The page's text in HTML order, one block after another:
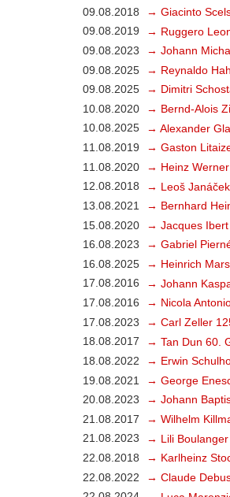
09.08.2018
→ Giacinto
09.08.2019
→ Ruggero
09.08.2023
→ Johann
09.08.2025
→ Reynaldo
09.08.2025
→ Dimitri
10.08.2020
→ Bernd-Alois
10.08.2025
→ Alexander
11.08.2019
→ Gaston
11.08.2020
→ Heinz
12.08.2018
→ Leoš
13.08.2021
→ Bernhard
15.08.2020
→ Jacques
16.08.2023
→ Gabriel
16.08.2025
→ Heinrich
17.08.2016
→ Johann
17.08.2016
→ Nicola
17.08.2023
→ Carl Zeller
18.08.2017
→ Tan Dun 60.
18.08.2022
→ Erwin
19.08.2021
→ George
20.08.2023
→ Johann
21.08.2017
→ Wilhelm
21.08.2023
→ Lili
22.08.2018
→ Karlheinz
22.08.2022
→ Claude